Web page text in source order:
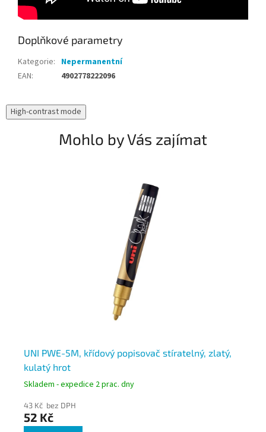
Doplňkové parametry
Kategorie: Nepermanentní
EAN: 4902778222096
High-contrast mode
Mohlo by Vás zajímat
UNI PWE-5M, křídový popisovač stíratelný, zlatý,
kulatý hrot
Skladem - expedice 2 prac. dny
43 Kč bez DPH
52 Kč